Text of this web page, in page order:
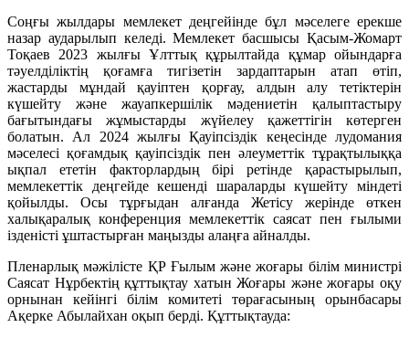
Соңғы жылдары мемлекет деңгейінде бұл мәселеге ерекше
назар аударылып келеді. Мемлекет басшысы Қасым-Жомарт
Тоқаев 2023 жылғы Ұлттық құрылтайда құмар ойындарға
тәуелділіктің қоғамға тигізетін зардаптарын атап өтіп,
жастарды мұндай қауіптен қорғау, алдын алу тетіктерін
күшейту және жауапкершілік мәдениетін қалыптастыру
бағытындағы жұмыстарды жүйелеу қажеттігін көтерген
болатын. Ал 2024 жылғы Қауіпсіздік кеңесінде лудомания
мәселесі қоғамдық қауіпсіздік пен әлеуметтік тұрақтылыққа
ықпал ететін факторлардың бірі ретінде қарастырылып,
мемлекеттік деңгейде кешенді шараларды күшейту міндеті
қойылды. Осы тұрғыдан алғанда Жетісу жерінде өткен
халықаралық конференция мемлекеттік саясат пен ғылыми
ізденісті ұштастырған маңызды алаңға айналды.
Пленарлық мәжілісте ҚР Ғылым және жоғары білім министрі
Саясат Нұрбектің құттықтау хатын Жоғары және жоғары оқу
орнынан кейінгі білім комитеті төрағасының орынбасары
Ақерке Абылайхан оқып берді. Құттықтауда: